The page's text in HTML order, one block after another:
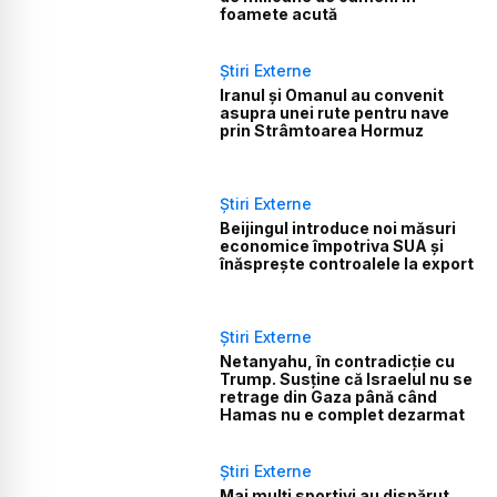
foamete acută
Știri Externe
Iranul și Omanul au convenit
asupra unei rute pentru nave
prin Strâmtoarea Hormuz
Știri Externe
Beijingul introduce noi măsuri
economice împotriva SUA și
înăsprește controalele la export
Știri Externe
Netanyahu, în contradicție cu
Trump. Susține că Israelul nu se
retrage din Gaza până când
Hamas nu e complet dezarmat
Știri Externe